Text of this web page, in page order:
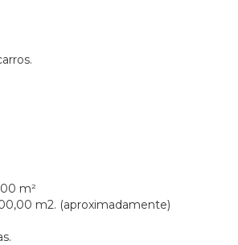
m²
m2. (aproximadamente)